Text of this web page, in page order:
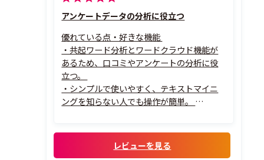
アンケートデータの分析に役立つ
優れている点・好きな機能
・共起ワード分析とワードクラウド機能が
あるため、口コミやアンケートの分析に役
立つ。
・シンプルで使いやすく、テキストマイニ
ングを知らない人でも操作が簡単。
ど、無料で使える機能が多いのが嬉しいで
レビューを見る